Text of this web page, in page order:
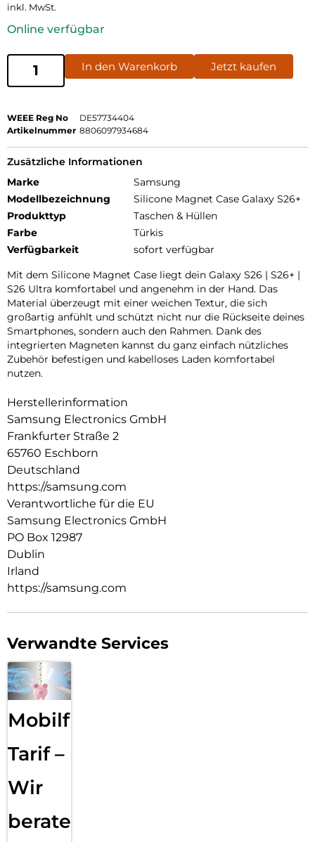
inkl. MwSt.
Online verfügbar
In den Warenkorb Jetzt kaufen
WEEE Reg No
DE57734404
Artikelnummer 8806097934684
Zusätzliche Informationen
Marke
Samsung
Modellbezeichnung
Silicone Magnet Case Galaxy S26+
Produkttyp
Taschen & Hüllen
Farbe
Türkis
Verfügbarkeit
sofort verfügbar
Mit dem Silicone Magnet Case liegt dein Galaxy S26 | S26+ |
S26 Ultra komfortabel und angenehm in der Hand. Das
Material überzeugt mit einer weichen Textur, die sich
großartig anfühlt und schützt nicht nur die Rückseite deines
Smartphones, sondern auch den Rahmen. Dank des
integrierten Magneten kannst du ganz einfach nützliches
Zubehör befestigen und kabelloses Laden komfortabel
nutzen.
Herstellerinformation
Samsung Electronics GmbH
Frankfurter Straße 2
65760 Eschborn
Deutschland
https://samsung.com
Verantwortliche für die EU
Samsung Electronics GmbH
PO Box 12987
Dublin
Irland
https://samsung.com
Verwandte Services
Mobilfunk
Tarif –
Wir
beraten